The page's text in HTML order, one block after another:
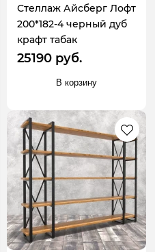
Стеллаж Айсберг Лофт
200*182-4 черный дуб
крафт табак
25190 руб.
В корзину